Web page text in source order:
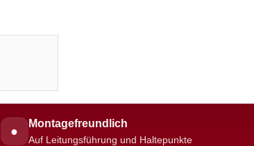
●
Montagefreundlich
Auf Leitungsführung und Haltepunkte